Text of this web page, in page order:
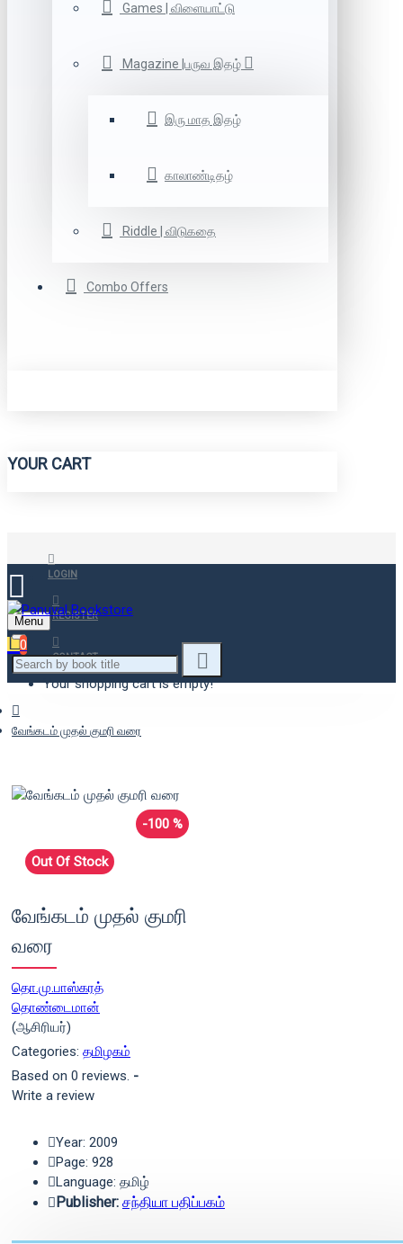
Games | விளையாட்டு
Magazine |பருவ இதழ்
இரு மாத இதழ்
காலாண்டிதழ்
Riddle | விடுகதை
Combo Offers
YOUR CART
LOGIN
REGISTER
CONTACT
Menu
0
Your shopping cart is empty!
வேங்கடம் முதல் குமரி வரை
-100 %
Out Of Stock
வேங்கடம் முதல் குமரி
வரை
தொ.மு.பாஸ்கரத்
தொண்டைமான்
(ஆசிரியர்)
Categories: தமிழகம்
Based on 0 reviews. -
Write a review
Year: 2009
Page: 928
Language: தமிழ்
Publisher: சந்தியா பதிப்பகம்